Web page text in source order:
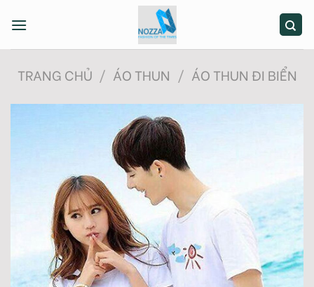
TRANG CHỦ / ÁO THUN / ÁO THUN ĐI BIỂN